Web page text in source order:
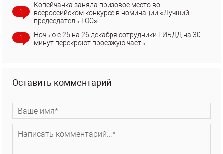
1
Копейчанка заняла призовое место во
всероссийском конкурсе в номинации «Лучший
председатель ТОС»
1
Ночью с 25 на 26 декабря сотрудники ГИБДД на 30
минут перекроют проезжую часть
Оставить комментарий